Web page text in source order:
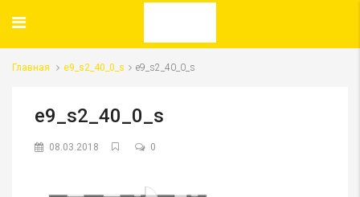
Главная e9_s2_40_0_s e9_s2_40_0_s
e9_s2_40_0_s
08.03.2018 0